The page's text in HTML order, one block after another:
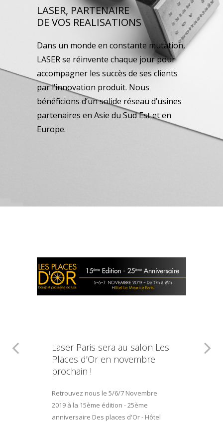
LASER, PARTENAIRE
DE VOS REALISATIONS
Dans un monde en constante mutation,
LASER se réinvente chaque jour pour
accompagner les succès de ses clients
par l’innovation produit. Nous
bénéficions d’un solide réseau d’usines
partenaires en Asie du Sud Est et en
Europe.
Laser Paris sera au salon Les
Places d’Or en novembre
prochain !
Retrouvez nous le 5/6/7 Novembre
2019 à la 15ème édition - 25ème
anniversaire Des places d'Or - Hôtel